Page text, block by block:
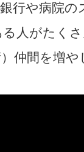
行や病院
人がたく
仲間を増